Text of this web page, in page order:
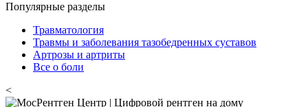
Популярные разделы
Травматология
Травмы и заболевания тазобедренных суставов
Артрозы и артриты
Все о боли
<